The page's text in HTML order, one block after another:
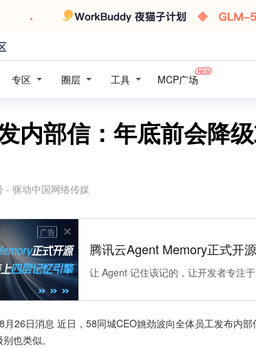
专区 圈层 工具 MCP广场
内部信：年底前会降
- 驱动中国网络传媒
广告
腾讯云Agent Memory正式开源
让 Agent 记住该记的，让开发者专注
月26日消息 近日，58同城CEO姚劲波向全体员工发布内
也类似。